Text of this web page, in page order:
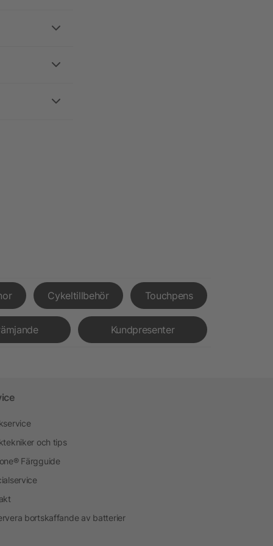
Cykeltillbehör Touchpens
Kundpresenter
och tips
Färgguide
bortskaffande av batterier